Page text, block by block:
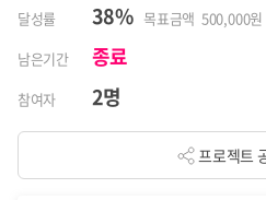
달성률 38% 목표금액 500,000원
남은기간
종료
참여자 2명
프로젝트